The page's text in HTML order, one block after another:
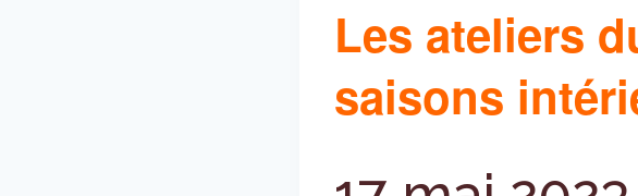
Les ateliers
saisons